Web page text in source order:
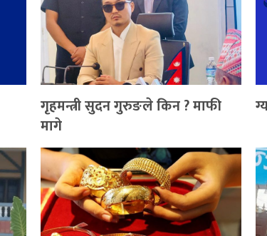
गृहमन्त्री सुदन गुरुङले किन ? माफी
मागे